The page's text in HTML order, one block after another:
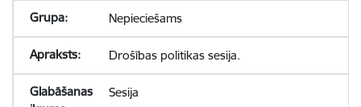
Nepieciešams
Drošības politikas sesija.
Sesija